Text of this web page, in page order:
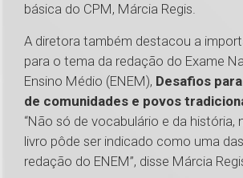
básica do CPM, Márcia Regis.
A diretora também destacou a
para o tema da redação do Exame
Ensino Médio (ENEM), Desafios
de comunidades e povos
“Não só de vocabulário e da história,
livro pôde ser indicado como uma
redação do ENEM”, disse Márcia